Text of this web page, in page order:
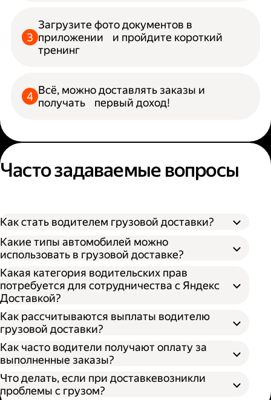
Загрузите фото документов в
приложении и пройдите короткий
тренинг
Всё, можно доставлять заказы и
получать первый доход!
Часто задаваемые вопросы
Как стать водителем грузовой доставки?
Какие типы автомобилей можно
использовать в грузовой доставке?
S — от 170 × 100 × 90 см
M — от 260 × 130 × 150 см
L — от 380 × 180 × 180 см
XL — от 400 × 190 × 200 см
Какая категория водительских прав
потребуется для сотрудничества с Яндекс
Доставкой?
Как рассчитываются выплаты водителю
грузовой доставки?
Как часто водители получают оплату за
выполненные заказы?
Что делать, если при доставкевозникли
проблемы с грузом?